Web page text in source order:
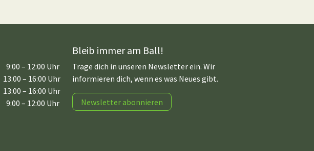
9:00 – 12:00 Uhr
13:00 – 16:00 Uhr
13:00 – 16:00 Uhr
9:00 – 12:00 Uhr
Bleib immer am Ball!
Trage dich in unseren Newsletter ein. Wir
informieren dich, wenn es was Neues gibt.
Newsletter abonnieren